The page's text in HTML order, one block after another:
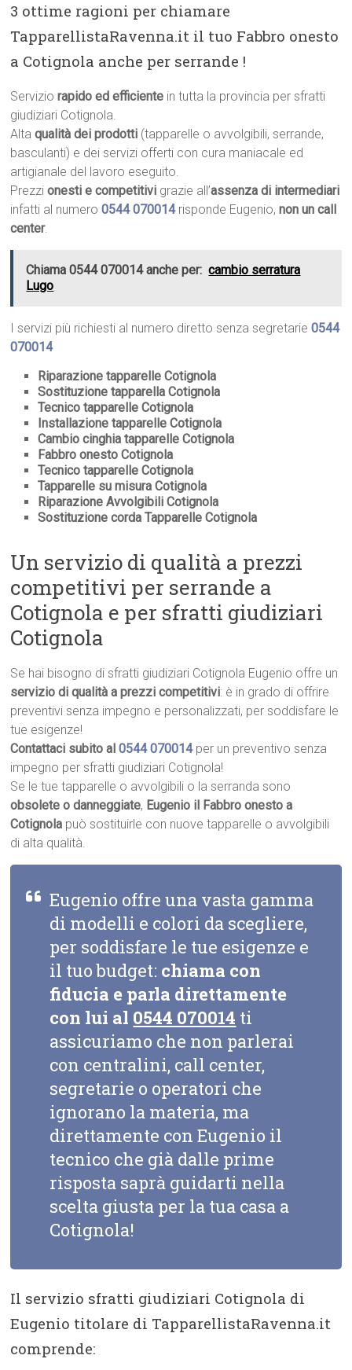
3 ottime ragioni per chiamare
TapparellistaRavenna.it il tuo Fabbro onesto
a Cotignola anche per serrande !
Serviziorapido ed efficiente in tutta la provincia per sfratti
giudiziari Cotignola.
Altaqualità dei prodotti (tapparelle o avvolgibili, serrande,
basculanti) e dei servizi offerti con cura maniacale ed
artigianale del lavoro eseguito.
Prezzionesti e competitivi grazie all’assenza di intermediari
infatti al numero0544 070014 risponde Eugenio,non un call
center.
Chiama 0544 070014 anche per: cambio serratura
Lugo
I servizi più richiesti al numero diretto senza segretarie0544
070014
Riparazione tapparelle Cotignola
Sostituzione tapparella Cotignola
Tecnico tapparelle Cotignola
Installazione tapparelle Cotignola
Cambio cinghia tapparelle Cotignola
Fabbro onesto Cotignola
Tecnico tapparelle Cotignola
Tapparelle su misura Cotignola
Riparazione Avvolgibili Cotignola
Sostituzione corda Tapparelle Cotignola
Un servizio di qualità a prezzi
competitivi per serrande a
Cotignola e per sfratti giudiziari
Cotignola
Se hai bisogno di sfratti giudiziari Cotignola Eugenio offre un
servizio di qualità a prezzi competitivi: è in grado di offrire
preventivi senza impegno e personalizzati, per soddisfare le
tue esigenze!
Contattaci subito al0544 070014 per un preventivo senza
impegno per sfratti giudiziari Cotignola!
Se le tue tapparelle o avvolgibili o la serranda sono
obsolete o danneggiate, Eugenio il Fabbro onesto a
Cotignola può sostituirle con nuove tapparelle o avvolgibili
di alta qualità.
Eugenio offre una vasta gamma
di modelli e colori da scegliere,
per soddisfare le tue esigenze e
il tuo budget: chiama con
fiducia e parla direttamente
con lui al 0544 070014 ti
assicuriamo che non parlerai
con centralini, call center,
segretarie o operatori che
ignorano la materia, ma
direttamente con Eugenio il
tecnico che già dalle prime
risposta saprà guidarti nella
scelta giusta per la tua casa a
Cotignola!
Il servizio sfratti giudiziari Cotignola di
Eugenio titolare di TapparellistaRavenna.it
comprende: